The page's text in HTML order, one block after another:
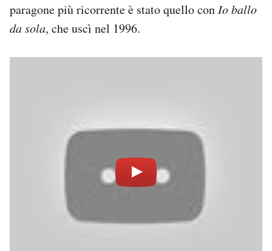
paragone più ricorrente è stato quello con Io ballo
da sola, che uscì nel 1996.